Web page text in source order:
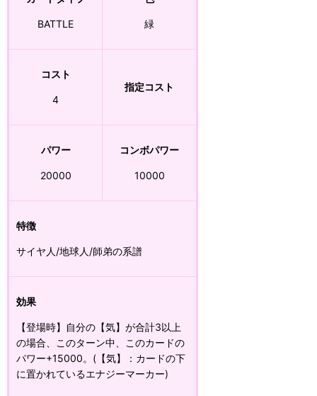
BATTLE 緑
コスト
4
指定コスト
パワー
20000
コンボパワー
10000
特徴
サイヤ人/地球人/師弟の系譜
効果
【登場時】自分の【気】が合計3以上
の場合、このターン中、このカードの
パワー+15000。(【気】：カードの下
に置かれているエナジーマーカー)